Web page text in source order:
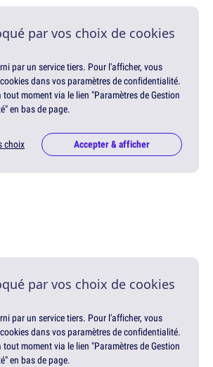
par vos choix de cookies
par un service tiers. Pour l'afficher, vous
dans vos paramètres de confidentialité.
moment via le lien "Paramètres de Gestion
en bas de page.
choix Accepter & afficher
par vos choix de cookies
par un service tiers. Pour l'afficher, vous
dans vos paramètres de confidentialité.
moment via le lien "Paramètres de Gestion
en bas de page.